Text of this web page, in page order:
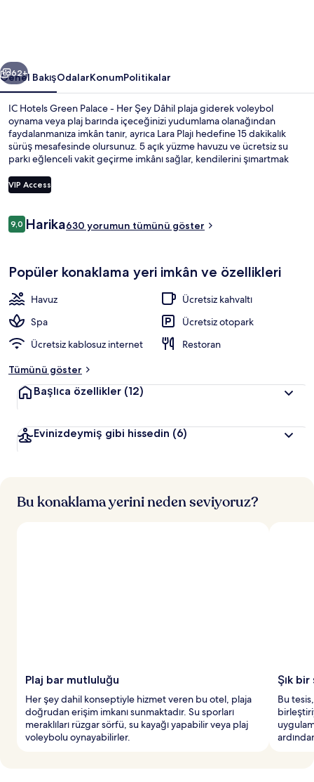
için
fotoğraf
galerisi
Kapalı yüzme havuzu, 5 açık yüzme
Sonraki
62+
Genel BakışOdalarKonumPolitikalar
IC Hotels Green Palace - Her Şey Dâhil plaja giderek voleybol
oynama veya plaj barında içeceğinizi yudumlama olanağından
faydalanmanıza imkân tanır, ayrıca Lara Plajı hedefine 15 dakikalık
sürüş mesafesinde olursunuz. 5 açık yüzme havuzu ve ücretsiz su
parkı eğlenceli vakit geçirme imkânı sağlar, kendilerini şımartmak
bakımı ve aromaterapi olanağı ile keyiflerine bakabilir. Havuz
manzaralı bir mekân olan Sofra Restaurant uluslar arası mutfak
açıktır. 4 bar/dinlenme salonu, kapalı havuz ve ücretsiz çocuk kulübü;
bu lüks konaklama yeri içerisindeki diğer öne çıkan özellikler
VIP Access
Yorumlar
9,09,0/10
Harika630 yorumun tümünü göster
Popüler konaklama yeri imkân ve özellikleri
Havuz
Ücretsiz kahvaltı
Spa
Ücretsiz otopark
Ücretsiz kablosuz internet
Restoran
Tümünü göster
Başlıca özellikler (12)
Evinizdeymiş gibi hissedin (6)
Bu konaklama yerini neden seviyoruz?
Plaj bar mutluluğu
Her şey dahil konseptiyle hizmet veren bu otel, plaja
doğrudan erişim imkanı sunmaktadır. Su sporları
meraklıları rüzgar sörfü, su kayağı yapabilir veya plaj
voleybolu oynayabilirler.
Şık
Bu